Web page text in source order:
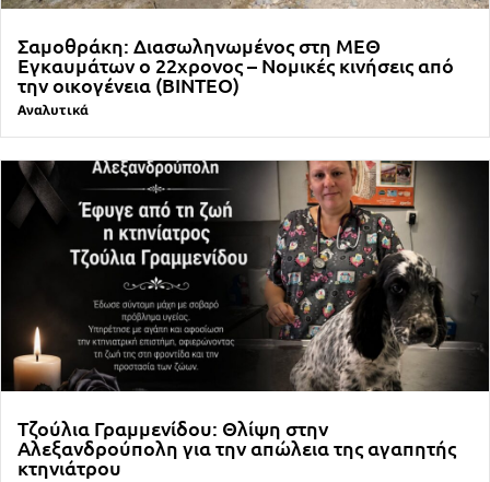
Σαμοθράκη: Διασωληνωμένος στη ΜΕΘ
Εγκαυμάτων ο 22χρονος – Νομικές κινήσεις από
την οικογένεια (ΒΙΝΤΕΟ)
Αναλυτικά
Τζούλια Γραμμενίδου: Θλίψη στην
Αλεξανδρούπολη για την απώλεια της αγαπητής
κτηνιάτρου